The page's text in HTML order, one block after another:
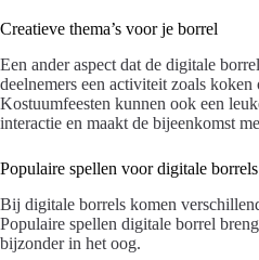
Creatieve thema’s voor je borrel
Een ander aspect dat de digitale
deelnemers een activiteit zoals
Kostuumfeesten kunnen ook een
interactie en maakt de bijeenkomst
Populaire spellen voor digitale borrels
Bij digitale borrels komen
Populaire spellen digitale borrel
bijzonder in het oog.